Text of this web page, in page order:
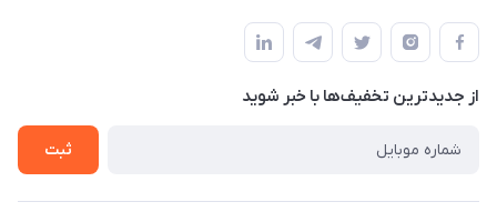
تجاری بین الحرمین - طبقه همکف - پلاک 99a
لیست محصولات
درباره ما
قوانین و مقررات
حریم خصوصی
راهنما
از جدید‌ترین تخفیف‌ها با‌ خبر شوید
ثبت